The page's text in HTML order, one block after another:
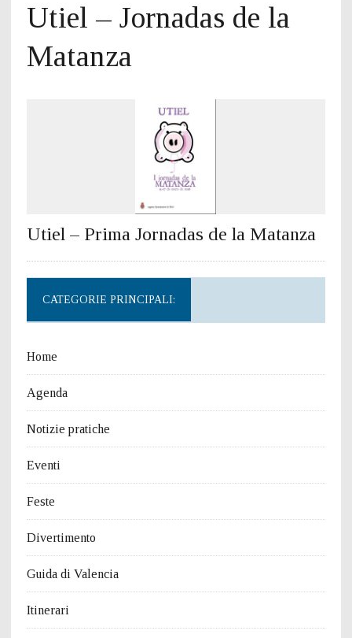
Utiel – Jornadas de la
Matanza
Utiel – Prima Jornadas de la Matanza
CATEGORIE PRINCIPALI:
Home
Agenda
Notizie pratiche
Eventi
Feste
Divertimento
Guida di Valencia
Itinerari